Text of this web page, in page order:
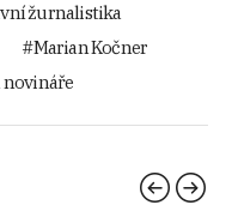
žurnalistika
Marian Kočner
novináře